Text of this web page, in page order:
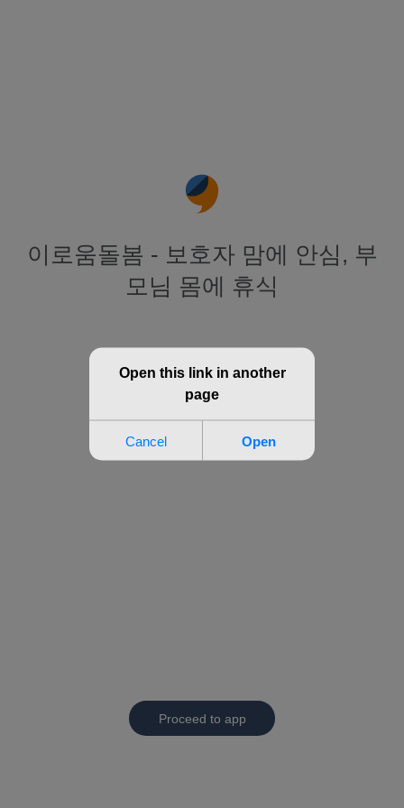
이로움돌봄 - 보호자 맘에 안심, 부
모님 몸에 휴식
Proceed to app